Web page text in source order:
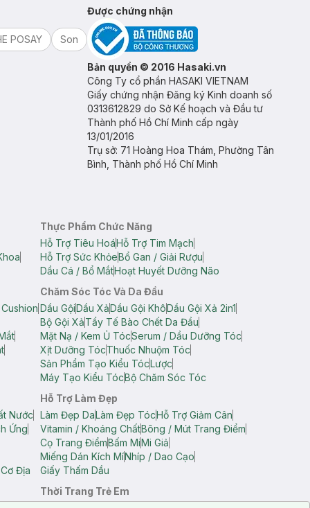
POSAY Son
Được chứng nhận
Bản quyền © 2016 Hasaki.vn
Công Ty cổ phần HASAKI VIETNAM
Giấy chứng nhận Đăng ký Kinh doanh số
0313612829 do Sở Kế hoạch và Đầu tư
Thành phố Hồ Chí Minh cấp ngày
13/01/2016
Trụ sở: 71 Hoàng Hoa Thám, Phường Tân
Bình, Thành phố Hồ Chí Minh
Thực Phẩm Chức Năng
Hỗ Trợ Tiêu HoáHỗ Trợ Tim Mạch
Hỗ Trợ Sức KhỏeBổ Gan / Giải Rượu
Dầu Cá / Bổ MắtHoạt Huyết Dưỡng Não
Chăm Sóc Tóc Và Da Đầu
Dầu GộiDầu XảDầu Gội KhôDầu Gội Xả 2in1
Bộ Gội XảTẩy Tế Bào Chết Da Đầu
Mặt Nạ / Kem Ủ TócSerum / Dầu Dưỡng Tóc
Xịt Dưỡng TócThuốc Nhuộm Tóc
Sản Phẩm Tạo Kiểu TócLược
Máy Tạo Kiểu TócBộ Chăm Sóc Tóc
Nước
Ứng
Địa
Hỗ Trợ Làm Đẹp
Làm Đẹp DaLàm Đẹp TócHỗ Trợ Giảm Cân
Vitamin / Khoáng ChấtBông / Mút Trang Điểm
Cọ Trang ĐiểmBấm MiMi Giả
Miếng Dán Kích MíNhíp / Dao Cạo
Giấy Thấm Dầu
Thời Trang Trẻ Em